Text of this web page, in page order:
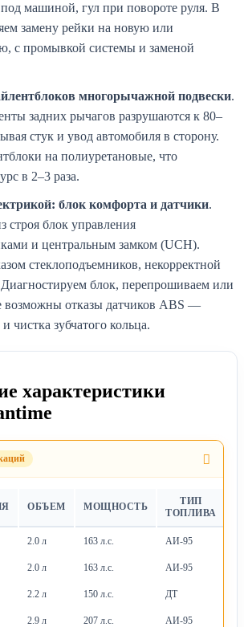
машиной, гул при повороте руля. В
замену рейки на новую или
с промывкой системы и заменой
многорычажной подвески.
задних рычагов разрушаются к 80–
стук и увод автомобиля в сторону.
на полиуретановые, что
в 2–3 раза.
блок комфорта и датчики.
строя блок управления
и центральным замком (UCH).
стеклоподъемников, некорректной
Диагностируем блок, перепрошиваем или
возможны отказы датчиков ABS —
чистка зубчатого кольца.
характеристики
ОБЪЕМ МОЩНОСТЬ
ТИП
ТОПЛИВА
2.0 л 163 л.с. АИ-95
2.0 л 163 л.с. АИ-95
2.2 л 150 л.с. ДТ
2.9 л 207 л.с. АИ-95